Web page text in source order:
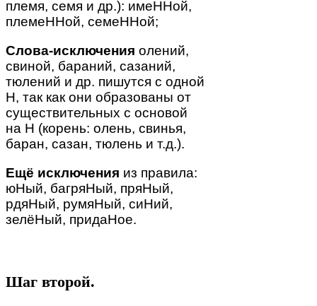
племя, семя и др.): имеННой,
племеННой, семеННой;
Слова-исключения олений,
свиной, бараний, сазаний,
тюлений и др. пишутся с одной
Н, так как они образованы от
существительных с основой
на Н (корень: олень, свинья,
баран, сазан, тюлень и т.д.).
Ещё исключения из правила:
юНый, багряНый, пряНый,
рдяНый, румяНый, сиНий,
зелёНый, придаНое.
Шаг второй.